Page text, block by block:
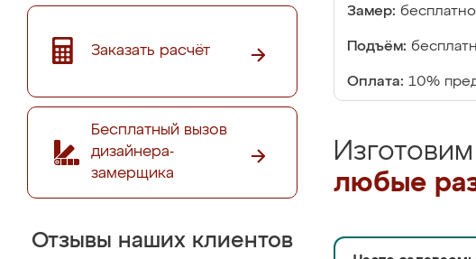
Заказать расчёт
Бесплатный вызов
дизайнера-
замерщика
Отзывы наших клиентов
Замер: бесплатно
Подъём:
Оплата: 10%
любые